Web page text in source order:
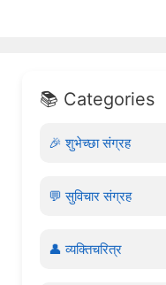
📚 Categories
🎉 शुभेच्छा संग्रह
💬 सुविचार संग्रह
👤 व्यक्तिचरित्र